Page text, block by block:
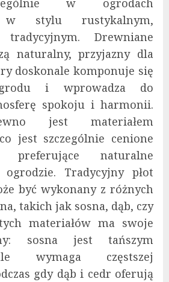
w ogrodach
w stylu rustykalnym,
Drewniane
naturalny, przyjazny dla
doskonale komponuje się
i wprowadza do
spokoju i harmonii.
jest materiałem
jest szczególnie cenione
naturalne
Tradycyjny płot
być wykonany z różnych
takich jak sosna, dąb, czy
materiałów ma swoje
sosna jest tańszym
wymaga częstszej
gdy dąb i cedr oferują